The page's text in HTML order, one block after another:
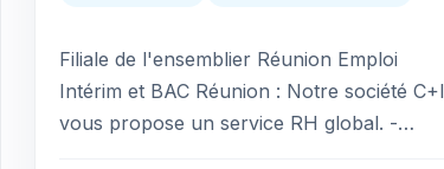
Filiale de l'ensemblier Réunion Emploi
Intérim et BAC Réunion : Notre société C+I
vous propose un service RH global. -